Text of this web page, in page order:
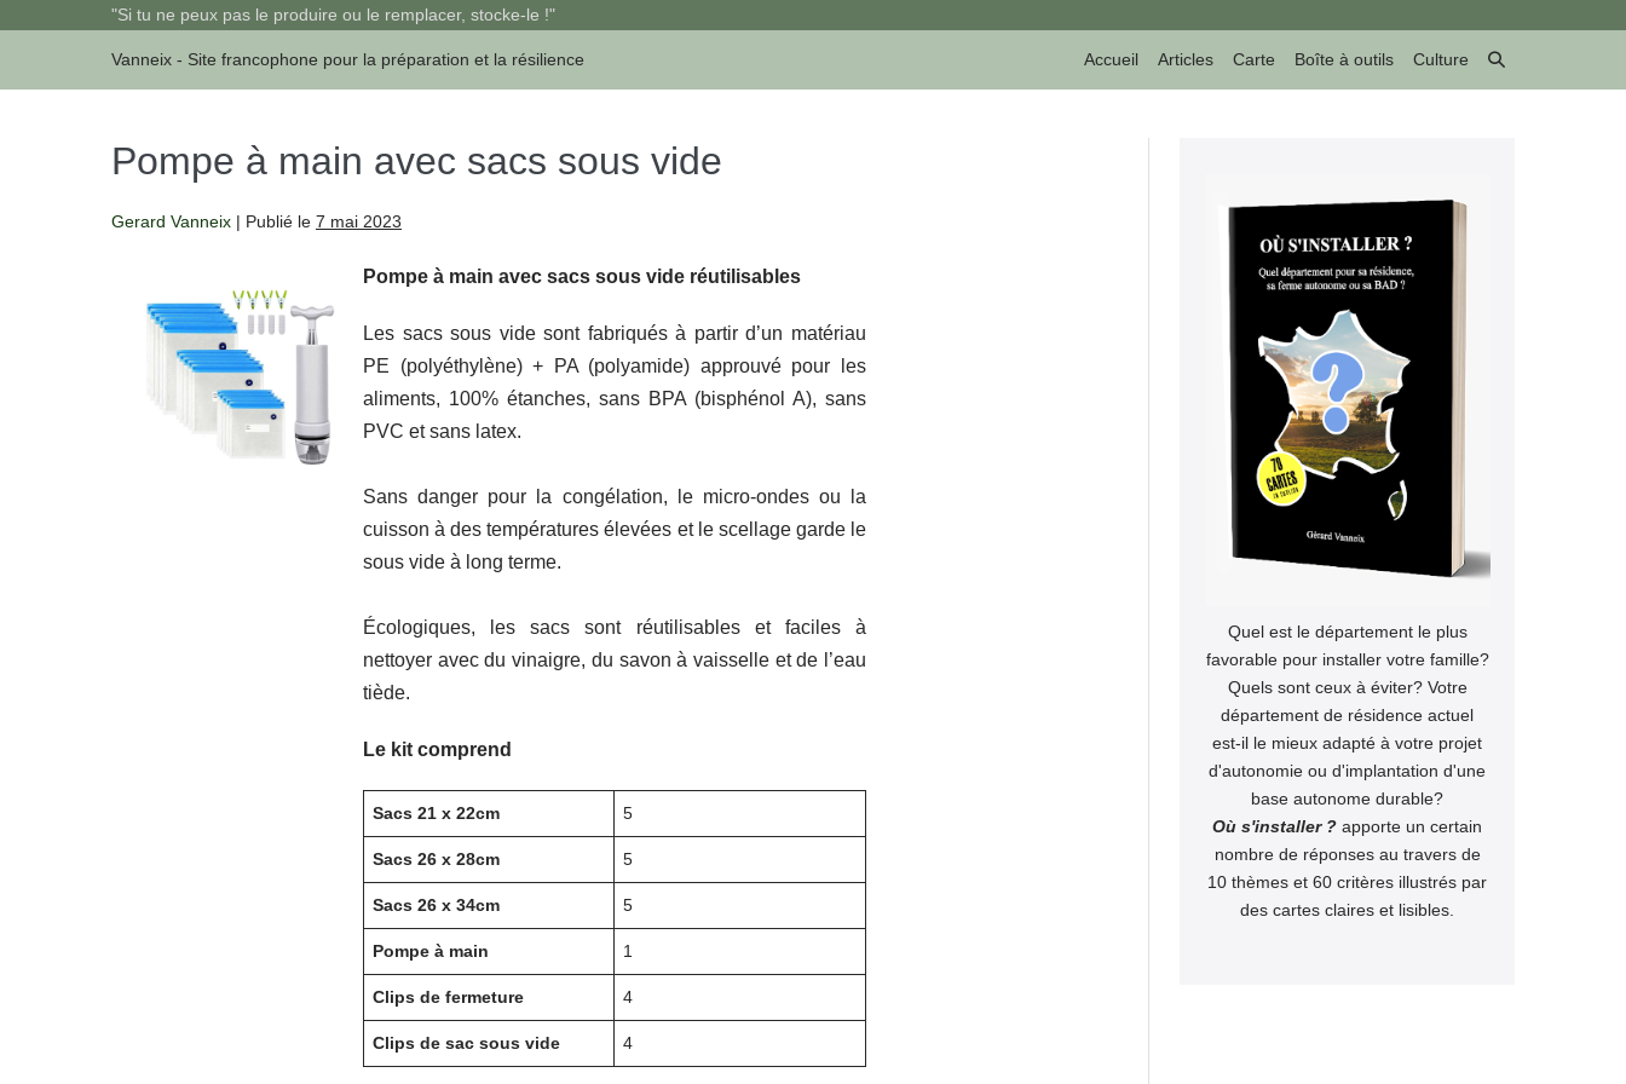
"Si tu ne peux pas le produire ou le remplacer, stocke-le !"
Vanneix - Site francophone pour la préparation et la résilience Accueil Articles Carte Boîte à outils Culture
Basculer
la
Pompe à main avec sacs sous vide
Gerard Vanneix | Publié le 7 mai 2023
Pompe à main avec sacs sous vide réutilisables
Les sacs sous vide sont fabriqués à partir d’un matériau
PE (polyéthylène) + PA (polyamide) approuvé pour les
aliments, 100% étanches, sans BPA (bisphénol A), sans
PVC et sans latex.
Sans danger pour la congélation, le micro-ondes ou la
cuisson à des températures élevées et le scellage garde le
sous vide à long terme.
Écologiques, les sacs sont réutilisables et faciles à
nettoyer avec du vinaigre, du savon à vaisselle et de l’eau
tiède.
Le kit comprend
Sacs 21 x 22cm 5
Sacs 26 x 28cm 5
Sacs 26 x 34cm 5
Pompe à main 1
Clips de fermeture 4
Clips de sac sous vide 4
Quel est le département le plus
favorable pour installer votre famille?
Quels sont ceux à éviter? Votre
département de résidence actuel
est-il le mieux adapté à votre projet
d'autonomie ou d'implantation d'une
base autonome durable?
Où s'installer ? apporte un certain
nombre de réponses au travers de
10 thèmes et 60 critères illustrés par
des cartes claires et lisibles.